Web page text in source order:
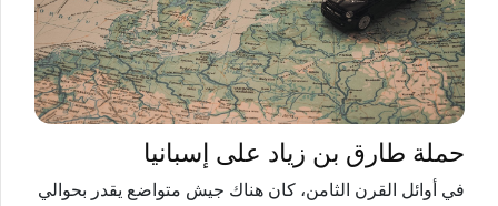
حملة طارق بن زياد على إسبانيا
في أوائل القرن الثامن، كان هناك جيش متواضع يقدر بحوالي